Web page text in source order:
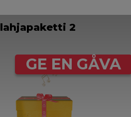
GE EN GÅVA
lahjapaketti 2